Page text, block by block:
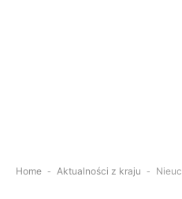
Home - Aktualności z kraju -